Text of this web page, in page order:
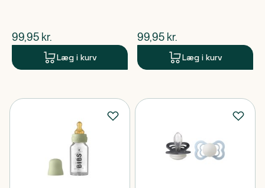
$nuværende pris
99,95 kr.
Læg i kurv
$nuværende pris
99,95 kr.
Læg i kurv